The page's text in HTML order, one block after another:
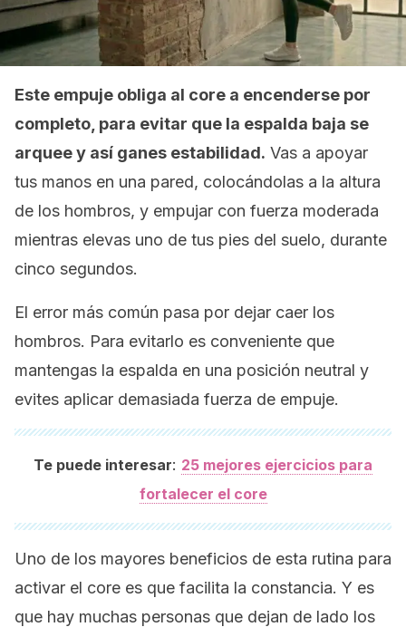
Este empuje obliga al core a encenderse por
completo, para evitar que la espalda baja se
arquee y así ganes estabilidad. Vas a apoyar
tus manos en una pared, colocándolas a la altura
de los hombros, y empujar con fuerza moderada
mientras elevas uno de tus pies del suelo, durante
cinco segundos.
El error más común pasa por dejar caer los
hombros. Para evitarlo es conveniente que
mantengas la espalda en una posición neutral y
evites aplicar demasiada fuerza de empuje.
Te puede interesar: 25 mejores ejercicios para
fortalecer el core
Uno de los mayores beneficios de esta rutina para
activar el core es que facilita la constancia. Y es
que hay muchas personas que dejan de lado los